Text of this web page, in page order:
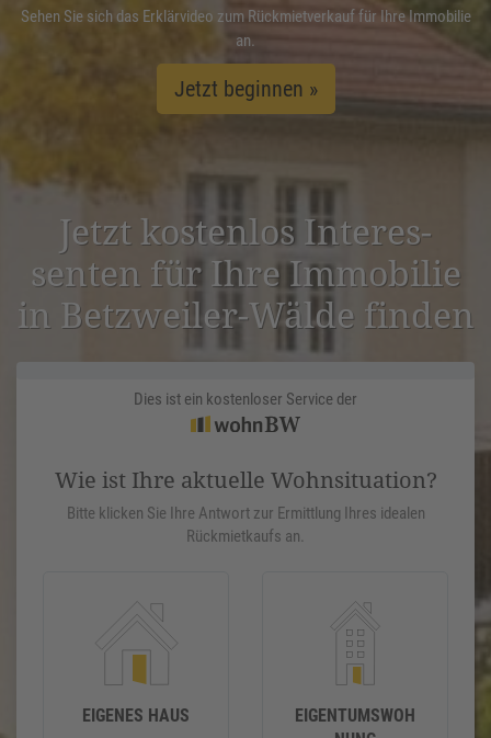
Sehen Sie sich das Erklärvideo zum Rückmietverkauf für Ihre Immobilie
an.
Jetzt beginnen »
Jetzt kostenlos Inter­es­
senten für Ihre Immobilie
in Betzweiler-Wälde finden
Dies ist ein kostenloser Service der
Wie ist Ihre aktuelle Wohnsituation?
Bitte klicken Sie Ihre Antwort zur Ermittlung Ihres idealen
Rückmietkaufs an.
EIGENES HAUS
EIGENTUMSWOH